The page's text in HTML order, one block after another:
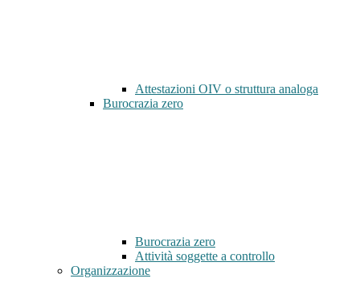
Attestazioni OIV o struttura analoga
Burocrazia zero
Burocrazia zero
Attività soggette a controllo
Organizzazione